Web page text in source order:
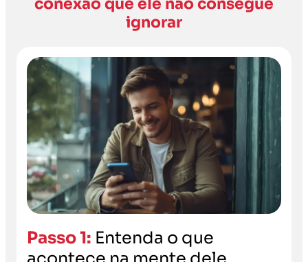
conexão que ele não consegue
ignorar
Passo 1: Entenda o que